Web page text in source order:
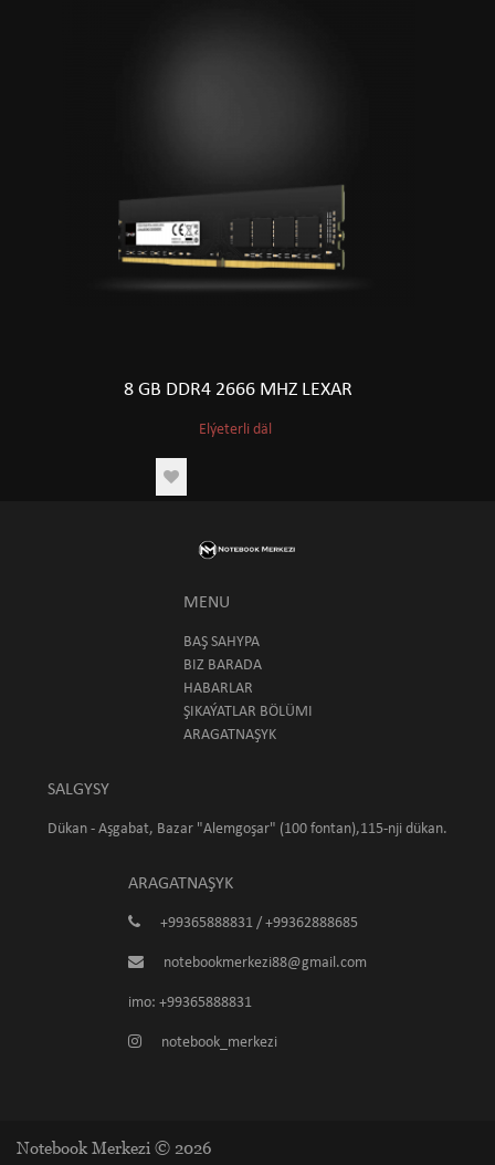
8 GB DDR4 2666 MHZ LEXAR
Elýeterli däl
MENU
BAŞ SAHYPA
BIZ BARADA
HABARLAR
ŞIKAÝATLAR BÖLÜMI
ARAGATNAŞYK
SALGYSY
Dükan - Aşgabat, Bazar "Alemgoşar" (100 fontan),115-nji dükan.
ARAGATNAŞYK
+99365888831 / +99362888685
notebookmerkezi88@gmail.com
imo: +99365888831
notebook_merkezi
Notebook Merkezi © 2026